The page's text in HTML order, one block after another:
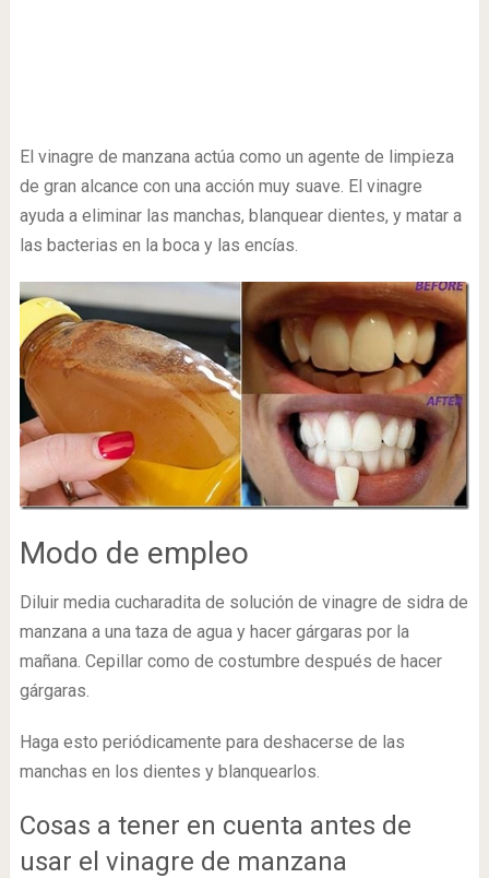
El vinagre de manzana actúa como un agente de limpieza
de gran alcance con una acción muy suave. El vinagre
ayuda a eliminar las manchas, blanquear dientes, y matar a
las bacterias en la boca y las encías.
Modo de empleo
Diluir media cucharadita de solución de vinagre de sidra de
manzana a una taza de agua y hacer gárgaras por la
mañana. Cepillar como de costumbre después de hacer
gárgaras.
Haga esto periódicamente para deshacerse de las
manchas en los dientes y blanquearlos.
Cosas a tener en cuenta antes de
usar el vinagre de manzana